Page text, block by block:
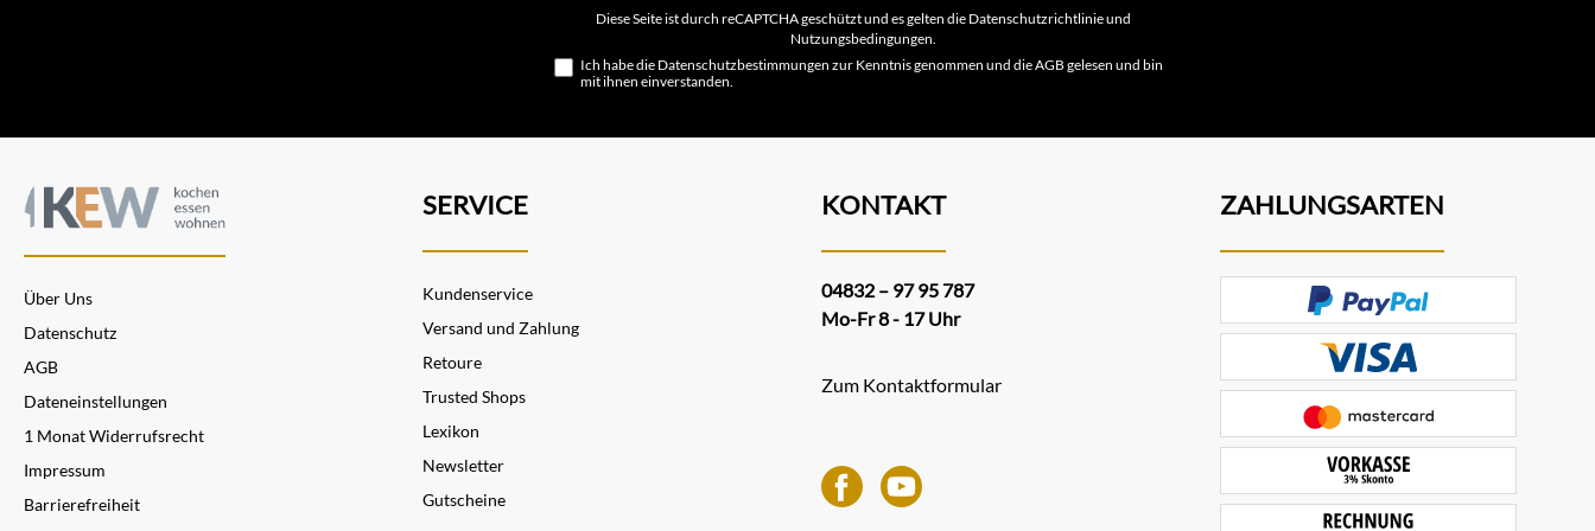
Diese Seite ist durch reCAPTCHA geschützt und es gelten die Datenschutzrichtlinieund
Nutzungsbedingungen
Ich habe die Datenschutzbestimmungen zur Kenntnis genommen und dieAGB gelesen und bin
mit ihnen einverstanden.
Über Uns
Datenschutz
AGB
Dateneinstellungen
1 Monat Widerrufsrecht
Impressum
Barrierefreiheit
SERVICE
Kundenservice
Versand und Zahlung
Retoure
Trusted Shops
Lexikon
Newsletter
Gutscheine
KONTAKT
04832 – 97 95 787
Mo-Fr 8 - 17 Uhr
Zum Kontaktformular
ZAHLUNGSARTEN